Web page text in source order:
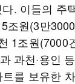
. 이들의 주
조원(3만
1조원(7000
과천·용인
를 보유한